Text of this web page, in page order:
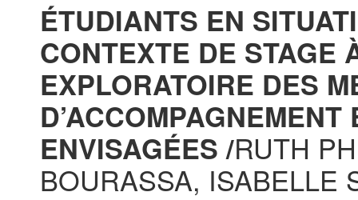
ÉTUDIANTS EN
CONTEXTE DE STAGE
EXPLORATOIRE DES
ENVISAGÉES /RUTH
BOURASSA, ISABELLE